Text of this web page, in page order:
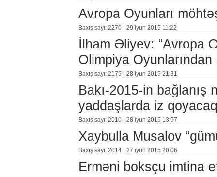
Avropa Oyunları
Baxış sayı: 2270 29 i̇yun 2015 11:22
İlham Əliyev: “Avropa
Olimpiya
Baxış sayı: 2175 28 i̇yun 2015 21:31
Bakı-2015-in
yaddaşlarda iz qoyacaq
Baxış sayı: 2010 28 i̇yun 2015 13:57
Xaybulla Musalov
Baxış sayı: 2014 27 i̇yun 2015 20:06
Erməni boksçu imtina